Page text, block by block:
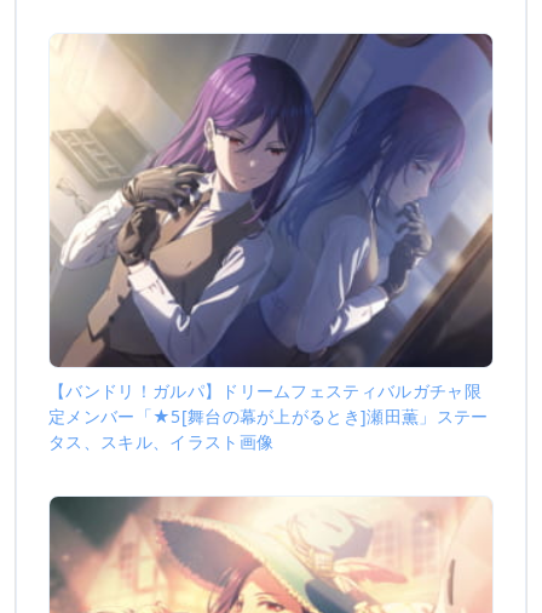
【バンドリ！ガルパ】ドリームフェスティバルガチャ限
定メンバー「★5[舞台の幕が上がるとき]瀬田薫」ステー
タス、スキル、イラスト画像